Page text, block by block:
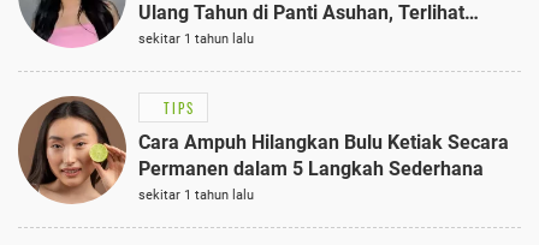
Ulang Tahun di Panti Asuhan, Terlihat
Anggun dengan Kaftan Cokelat
sekitar 1 tahun lalu
TIPS
Cara Ampuh Hilangkan Bulu Ketiak Secara
Permanen dalam 5 Langkah Sederhana
sekitar 1 tahun lalu